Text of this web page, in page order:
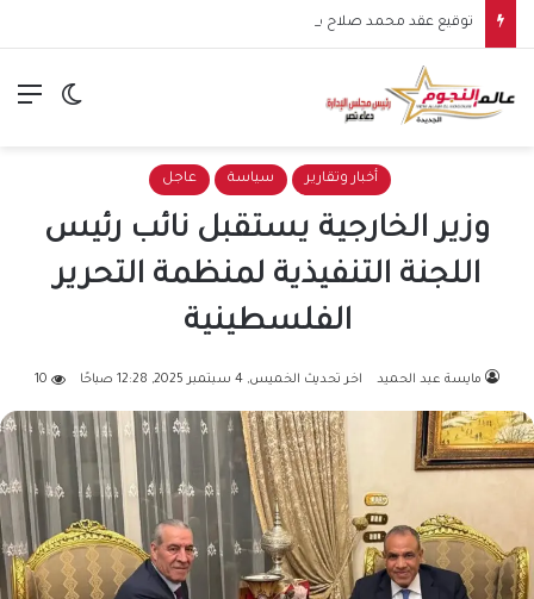
الوضع
أخبار وتقارير سياسة عاجل
وزير‎ الخارجية يستقبل نائب رئيس
اللجنة التنفيذية لمنظمة التحرير
الفلسطينية
مايسة عبد الحميد اخر تحديث الخميس, 4 سبتمبر 2025, 12:28 صباحًا 10